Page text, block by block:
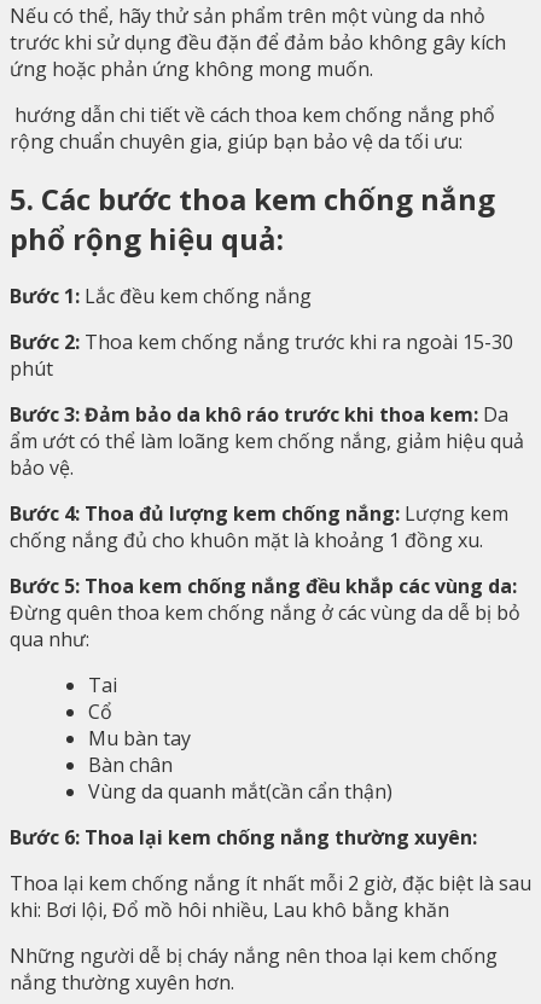
Nếu có thể, hãy thử sản phẩm trên một vùng da nhỏ
trước khi sử dụng đều đặn để đảm bảo không gây kích
ứng hoặc phản ứng không mong muốn.
hướng dẫn chi tiết về cách thoa kem chống nắng phổ
rộng chuẩn chuyên gia, giúp bạn bảo vệ da tối ưu:
5. Các bước thoa kem chống nắng
phổ rộng hiệu quả:
Bước 1: Lắc đều kem chống nắng
Bước 2: Thoa kem chống nắng trước khi ra ngoài 15-30
phút
Bước 3: Đảm bảo da khô ráo trước khi thoa kem: Da
ẩm ướt có thể làm loãng kem chống nắng, giảm hiệu quả
bảo vệ.
Bước 4: Thoa đủ lượng kem chống nắng: Lượng kem
chống nắng đủ cho khuôn mặt là khoảng 1 đồng xu.
Bước 5: Thoa kem chống nắng đều khắp các vùng da:
Đừng quên thoa kem chống nắng ở các vùng da dễ bị bỏ
qua như:
Tai
Cổ
Mu bàn tay
Bàn chân
Vùng da quanh mắt(cần cẩn thận)
Bước 6: Thoa lại kem chống nắng thường xuyên:
Thoa lại kem chống nắng ít nhất mỗi 2 giờ, đặc biệt là sau
khi: Bơi lội, Đổ mồ hôi nhiều, Lau khô bằng khăn
Những người dễ bị cháy nắng nên thoa lại kem chống
nắng thường xuyên hơn.